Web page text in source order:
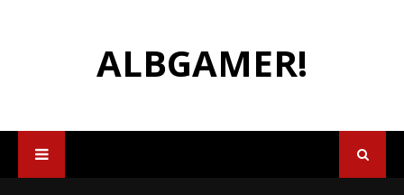
ALBGAMER!